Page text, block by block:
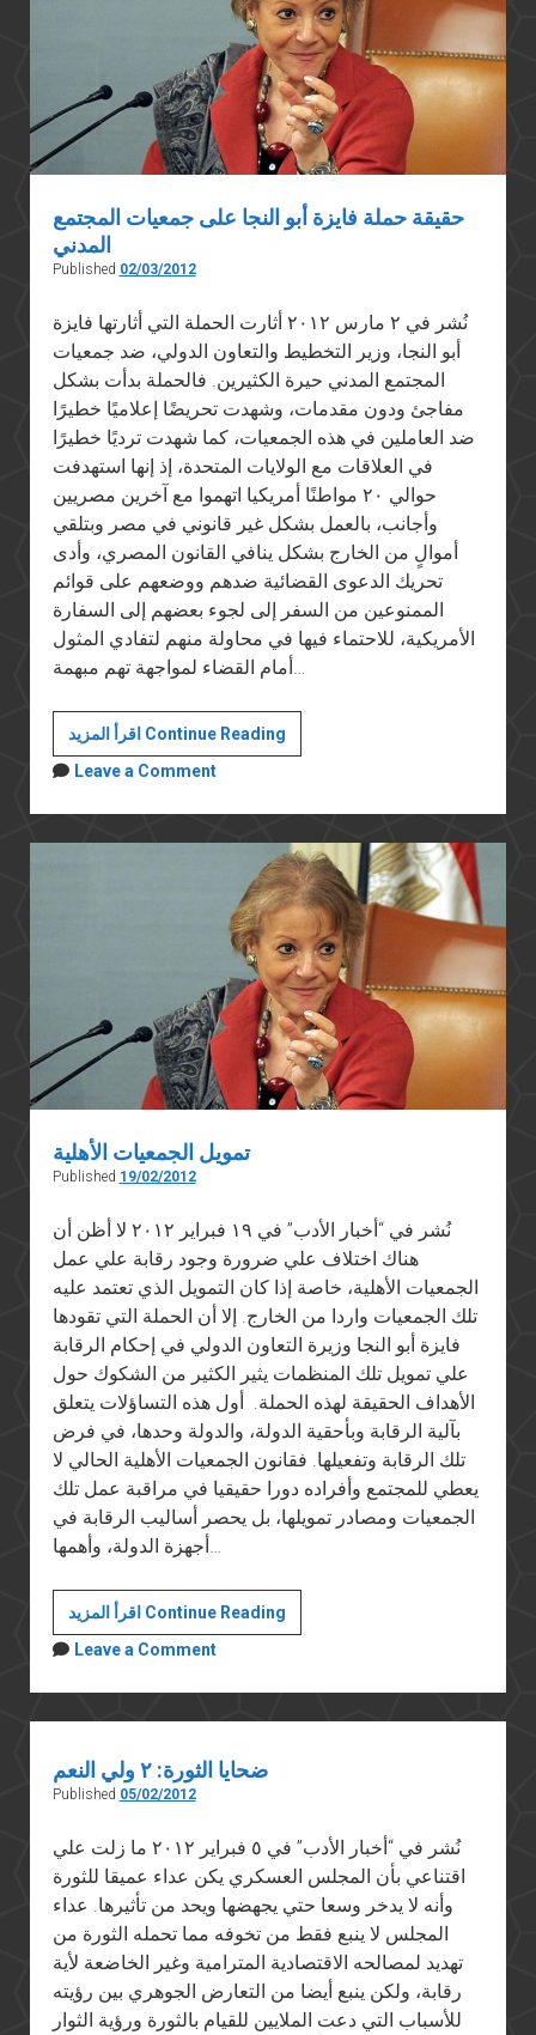
حقيقة حملة فايزة أبو النجا على جمعيات المجتمع
المدني
Published 02/03/2012
نُشر في ٢ مارس ٢٠١٢ أثارت الحملة التي أثارتها فايزة
أبو النجا، وزير التخطيط والتعاون الدولي، ضد جمعيات
المجتمع المدني حيرة الكثيرين. فالحملة بدأت بشكل
مفاجئ ودون مقدمات، وشهدت تحريضًا إعلاميًا خطيرًا
ضد العاملين في هذه الجمعيات، كما شهدت ترديًا خطيرًا
في العلاقات مع الولايات المتحدة، إذ إنها استهدفت
حوالي ٢٠ مواطنًا أمريكيا اتهموا مع آخرين مصريين
وأجانب، بالعمل بشكل غير قانوني في مصر وبتلقي
أموالٍ من الخارج بشكل ينافي القانون المصري، وأدى
تحريك الدعوى القضائية ضدهم ووضعهم على قوائم
الممنوعين من السفر إلى لجوء بعضهم إلى السفارة
الأمريكية، للاحتماء فيها في محاولة منهم لتفادي المثول
أمام القضاء لمواجهة تهم مبهمة…
اقرأ المزيد Continue Readingحقيقة
حملة
أبو
النجا
على
جمعيات
المجتمع
المدني
Leave a Comment
تمويل الجمعيات الأهلية
Published 19/02/2012
نُشر في “أخبار الأدب” في ١٩ فبراير ٢٠١٢ لا أظن أن
هناك اختلاف علي ضرورة وجود رقابة علي عمل
الجمعيات الأهلية، خاصة إذا كان التمويل الذي تعتمد عليه
تلك الجمعيات واردا من الخارج. إلا أن الحملة التي تقودها
فايزة أبو النجا وزيرة التعاون الدولي في إحكام الرقابة
علي تمويل تلك المنظمات يثير الكثير من الشكوك حول
الأهداف الحقيقة لهذه الحملة. أول هذه التساؤلات يتعلق
بآلية الرقابة وبأحقية الدولة، والدولة وحدها، في فرض
تلك الرقابة وتفعيلها. فقانون الجمعيات الأهلية الحالي لا
يعطي للمجتمع وأفراده دورا حقيقيا في مراقبة عمل تلك
الجمعيات ومصادر تمويلها، بل يحصر أساليب الرقابة في
أجهزة الدولة، وأهمها…
اقرأ المزيد Continue Readingتمويل
الجمعيات
Leave a Comment
ضحايا الثورة: ٢ ولي النعم
Published 05/02/2012
نُشر في “أخبار الأدب” في ٥ فبراير ٢٠١٢ ما زلت علي
اقتناعي بأن المجلس العسكري يكن عداء عميقا للثورة
وأنه لا يدخر وسعا حتي يجهضها ويحد من تأثيرها. عداء
المجلس لا ينبع فقط من تخوفه مما تحمله الثورة من
تهديد لمصالحه الاقتصادية المترامية وغير الخاضعة لأية
رقابة، ولكن ينبع أيضا من التعارض الجوهري بين رؤيته
للأسباب التي دعت الملايين للقيام بالثورة ورؤية الثوار